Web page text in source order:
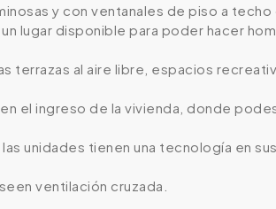
y con ventanales de piso a
lugar disponible para poder hacer
terrazas al aire libre, espacios
el ingreso de la vivienda, donde
unidades tienen una tecnología en
ventilación cruzada.